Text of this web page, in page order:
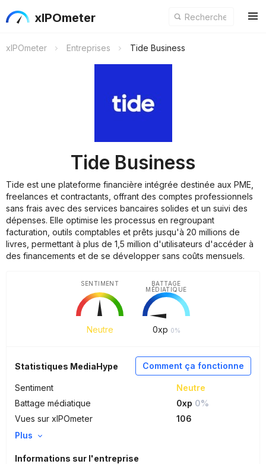
xIPOmeter
xIPOmeter Entreprises Tide Business
Tide Business
Tide est une plateforme financière intégrée destinée aux PME,
freelances et contractants, offrant des comptes professionnels
sans frais avec des services bancaires solides et un suivi des
dépenses. Elle optimise les processus en regroupant
facturation, outils comptables et prêts jusqu'à 20 millions de
livres, permettant à plus de 1,5 million d'utilisateurs d'accéder à
des financements et de se développer sans coûts mensuels.
Neutre
SENTIMENT
0xp 0%
BATTAGE
MÉDIATIQUE
Comment ça fonctionne
Statistiques MediaHype
Sentiment
Neutre
Battage médiatique
0xp 0%
Vues sur xIPOmeter
106
Plus
Informations sur l'entreprise